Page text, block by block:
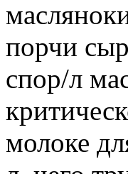
порчи
спор/л
молоке